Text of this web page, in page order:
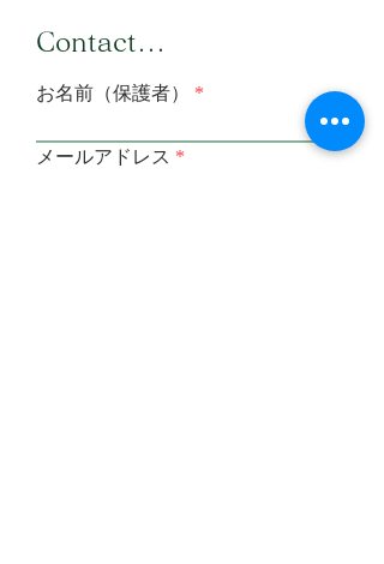
​Contact...
お名前（保護者）
メールアドレス